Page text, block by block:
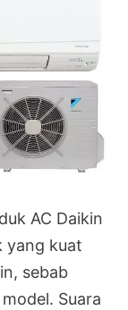
AC Daikin
yang kuat
sebab
Suara